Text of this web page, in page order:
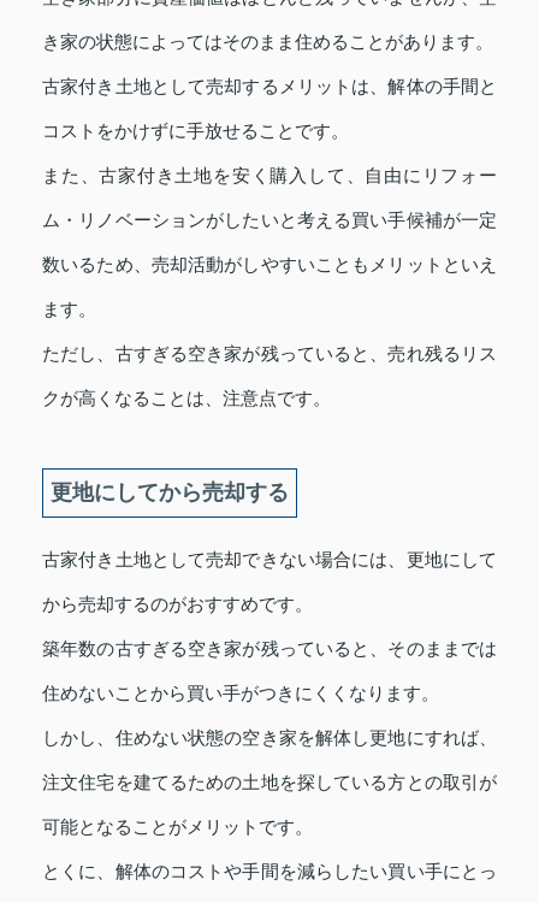
き家の状態によってはそのまま住めることがあります。
古家付き土地として売却するメリットは、解体の手間と
コストをかけずに手放せることです。
また、古家付き土地を安く購入して、自由にリフォー
ム・リノベーションがしたいと考える買い手候補が一定
数いるため、売却活動がしやすいこともメリットといえ
ます。
ただし、古すぎる空き家が残っていると、売れ残るリス
クが高くなることは、注意点です。
更地にしてから売却する
古家付き土地として売却できない場合には、更地にして
から売却するのがおすすめです。
築年数の古すぎる空き家が残っていると、そのままでは
住めないことから買い手がつきにくくなります。
しかし、住めない状態の空き家を解体し更地にすれば、
注文住宅を建てるための土地を探している方との取引が
可能となることがメリットです。
とくに、解体のコストや手間を減らしたい買い手にとっ